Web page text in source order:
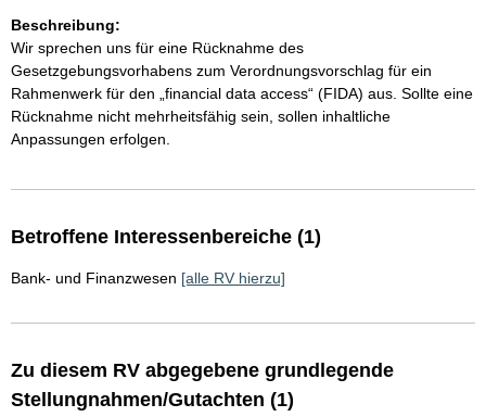
Beschreibung:
Wir sprechen uns für eine Rücknahme des
Gesetzgebungsvorhabens zum Verordnungsvorschlag für ein
Rahmenwerk für den „financial data access“ (FIDA) aus. Sollte eine
Rücknahme nicht mehrheitsfähig sein, sollen inhaltliche
Anpassungen erfolgen.
Betroffene Interessenbereiche (1)
Bank- und Finanzwesen [alle RV hierzu]
Zu diesem RV abgegebene grundlegende
Stellungnahmen/Gutachten (1)